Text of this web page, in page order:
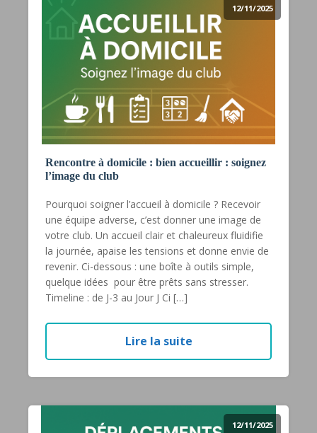
12/11/2025
Rencontre à domicile : bien accueillir : soignez
l’image du club
Pourquoi soigner l’accueil à domicile ? Recevoir
une équipe adverse, c’est donner une image de
votre club. Un accueil clair et chaleureux fluidifie
la journée, apaise les tensions et donne envie de
revenir. Ci-dessous : une boîte à outils simple,
quelque idées pour être prêts sans stresser.
Timeline : de J-3 au Jour J Ci […]
Lire la suite
12/11/2025